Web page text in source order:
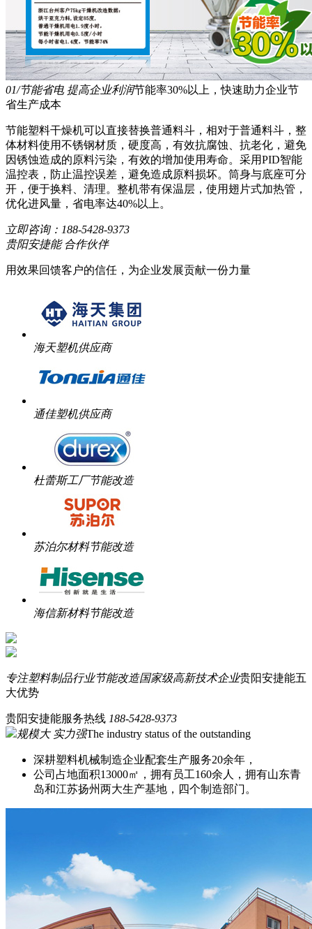
01/节能省电 提高企业利润节能率30%以上，快速助力企业节
省生产成本
节能塑料干燥机可以直接替换普通料斗，相对于普通料斗，整
体材料使用不锈钢材质，硬度高，有效抗腐蚀、抗老化，避免
因锈蚀造成的原料污染，有效的增加使用寿命。采用PID智能
温控表，防止温控误差，避免造成原料损坏。筒身与底座可分
开，便于换料、清理。整机带有保温层，使用翅片式加热管，
优化进风量，省电率达40%以上。
立即咨询： 188-5428-9373
贵阳安捷能 合作伙伴
用效果回馈客户的信任，为企业发展贡献一份力量
海天塑机供应商
通佳塑机供应商
杜蕾斯工厂节能改造
苏泊尔材料节能改造
海信新材料节能改造
专注塑料制品行业节能改造国家级高新技术企业贵阳安捷能五
大优势
贵阳安捷能服务热线 188-5428-9373
规模大 实力强The industry status of the outstanding
深耕塑料机械制造企业配套生产服务20余年，
公司占地面积13000㎡，拥有员工160余人，拥有山东青
岛和江苏扬州两大生产基地，四个制造部门。